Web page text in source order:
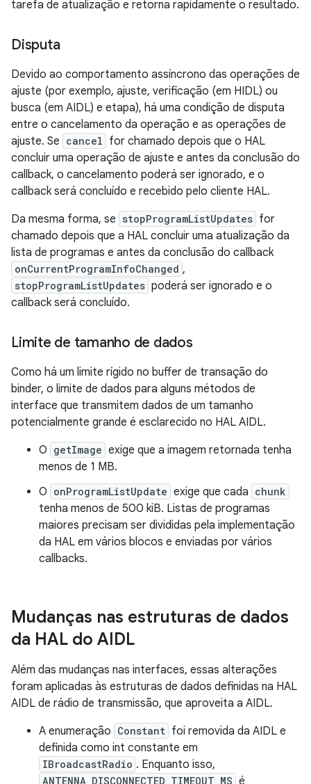
tarefa de atualização e retorna rapidamente o resultado.
Disputa
Devido ao comportamento assíncrono das operações de
ajuste (por exemplo, ajuste, verificação (em HIDL) ou
busca (em AIDL) e etapa), há uma condição de disputa
entre o cancelamento da operação e as operações de
ajuste. Se cancel for chamado depois que o HAL
concluir uma operação de ajuste e antes da conclusão do
callback, o cancelamento poderá ser ignorado, e o
callback será concluído e recebido pelo cliente HAL.
Da mesma forma, se stopProgramListUpdates for
chamado depois que a HAL concluir uma atualização da
lista de programas e antes da conclusão do callback
onCurrentProgramInfoChanged ,
stopProgramListUpdates poderá ser ignorado e o
callback será concluído.
Limite de tamanho de dados
Como há um limite rígido no buffer de transação do
binder, o limite de dados para alguns métodos de
interface que transmitem dados de um tamanho
potencialmente grande é esclarecido no HAL AIDL.
O getImage exige que a imagem retornada tenha
menos de 1 MB.
O onProgramListUpdate exige que cada chunk
tenha menos de 500 kiB. Listas de programas
maiores precisam ser divididas pela implementação
da HAL em vários blocos e enviadas por vários
callbacks.
Mudanças nas estruturas de dados
da HAL do AIDL
Além das mudanças nas interfaces, essas alterações
foram aplicadas às estruturas de dados definidas na HAL
AIDL de rádio de transmissão, que aproveita a AIDL.
A enumeração Constant foi removida da AIDL e
definida como int constante em
IBroadcastRadio . Enquanto isso,
ANTENNA_DISCONNECTED_TIMEOUT_MS é